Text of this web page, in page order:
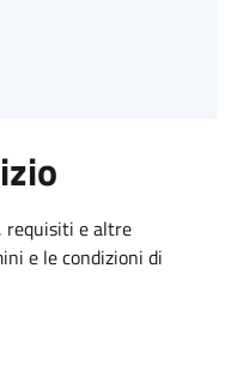
requisiti e altre
e le condizioni di